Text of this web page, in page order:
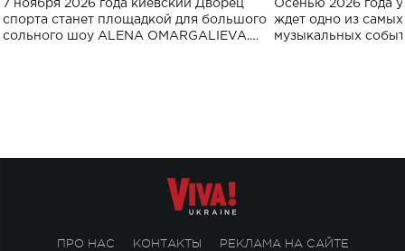
спорта
7 ноября 2026 года киевский Дворец
спорта станет площадкой для большого
сольного шоу ALENA OMARGALIEVA.
Осенью 2026 года
ждет одно из
музыкальных
ПРО НАС КОНТАКТЫ РЕКЛАМА НА САЙТЕ